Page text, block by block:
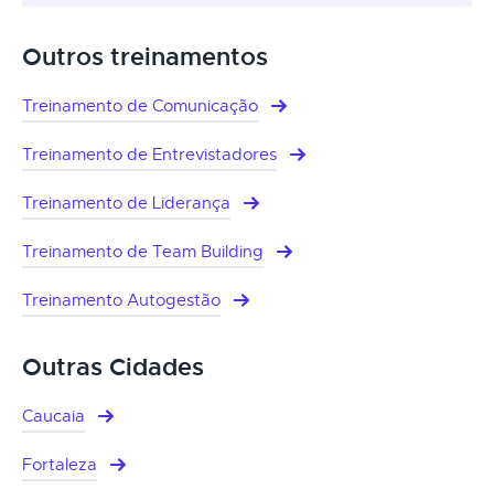
Outros treinamentos
Treinamento de Comunicação
Treinamento de Entrevistadores
Treinamento de Liderança
Treinamento de Team Building
Treinamento Autogestão
Outras Cidades
Caucaia
Fortaleza